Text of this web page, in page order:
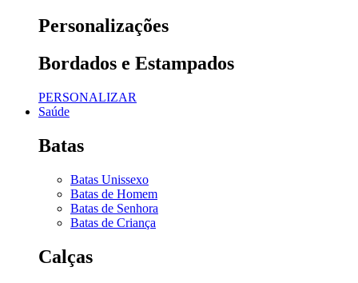
Personalizações
Bordados e Estampados
PERSONALIZAR
Saúde
Batas
Batas Unissexo
Batas de Homem
Batas de Senhora
Batas de Criança
Calças